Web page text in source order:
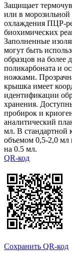
Защищает
или в морозильной
охлаждения ПЦР-
биохимических
Заполненные
могут быть
образцов на более
поликарбоната и
ножками.
крышка имеет
идентификации
хранения.
пробирок и
аналитический
мл. В стандартной
объемом 0,5-2,0 мл
на 0.5 мл.
QR-код
Сохранить QR-код